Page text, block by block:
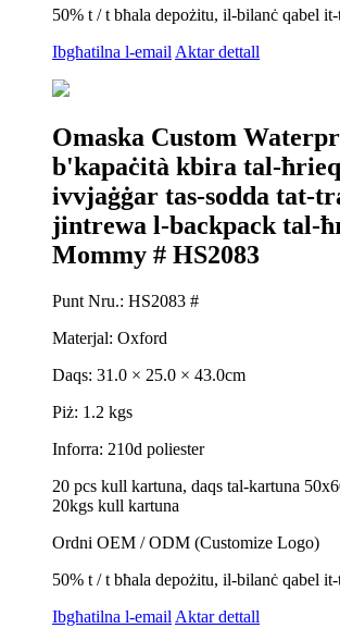
50% t / t bħala depożitu, il-bilanċ qabel
Ibgħatilna l-email Aktar dettall
Omaska ​​Custom
b'kapaċità kbira tal-
ivvjaġġar tas-sodda tat-
jintrewa l-backpack tal-
Mommy # HS2083
Punt Nru.: HS2083 #
Materjal: Oxford
Daqs: 31.0 × 25.0 × 43.0cm
Piż: 1.2 kgs
Inforra: 210d poliester
20 pcs kull kartuna, daqs tal-kartuna
20kgs kull kartuna
Ordni OEM / ODM (Customize Logo)
50% t / t bħala depożitu, il-bilanċ qabel
Ibgħatilna l-email Aktar dettall